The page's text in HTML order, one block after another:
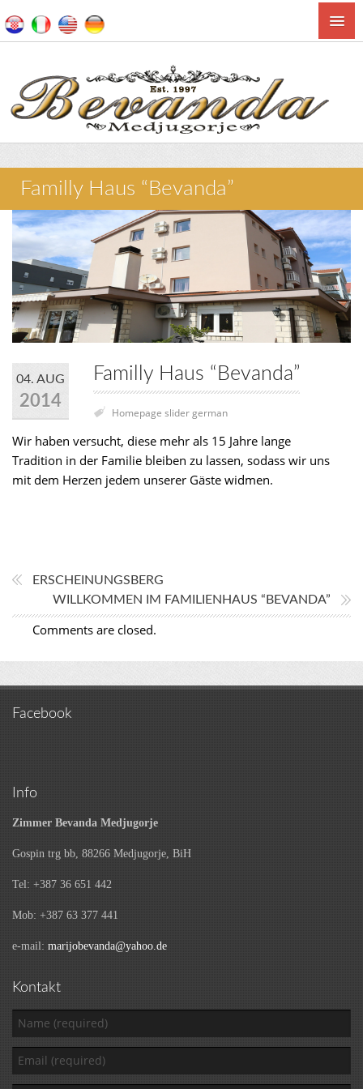
Familly Haus “Bevanda”
04. AUG
2014
Familly Haus “Bevanda”
Homepage slider german
Wir haben versucht, diese mehr als 15 Jahre lange
Tradition in der Familie bleiben zu lassen, sodass wir uns
mit dem Herzen jedem unserer Gäste widmen.
ERSCHEINUNGSBERG
WILLKOMMEN IM FAMILIENHAUS “BEVANDA”
Comments are closed.
Facebook
Info
Zimmer Bevanda Medjugorje
Gospin trg bb, 88266 Medjugorje, BiH
Tel: +387 36 651 442
Mob: +387 63 377 441
e-mail: marijobevanda@yahoo.de
Kontakt